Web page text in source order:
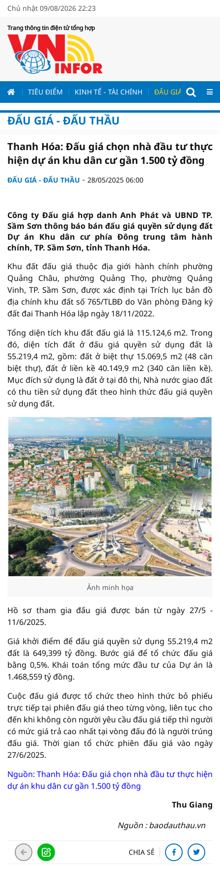
Chủ nhật 09/08/2026 22:23
Trang thông tin điện tử tổng hợp
TIÊU ĐIỂM KINH TẾ - TÀI CHÍNH ĐẤU GIÁ - ĐẤU
ĐẤU GIÁ - ĐẤU THẦU
Thanh Hóa: Đấu giá chọn nhà đầu tư thực
hiện dự án khu dân cư gần 1.500 tỷ đồng
ĐẤU GIÁ - ĐẤU THẦU 28/05/2025 06:00
Công ty Đấu giá hợp danh Anh Phát và UBND TP.
Sầm Sơn thông báo bán đấu giá quyền sử dụng đất
Dự án Khu dân cư phía Đông trung tâm hành
chính, TP. Sầm Sơn, tỉnh Thanh Hóa.
Khu đất đấu giá thuộc địa giới hành chính phường
Quảng Châu, phường Quảng Thọ, phường Quảng
Vinh, TP. Sầm Sơn, được xác định tại Trích lục bản đồ
địa chính khu đất số 765/TLBĐ do Văn phòng Đăng ký
đất đai Thanh Hóa lập ngày 18/11/2022.
Tổng diện tích khu đất đấu giá là 115.124,6 m2. Trong
đó, diện tích đất ở đấu giá quyền sử dụng đất là
55.219,4 m2, gồm: đất ở biệt thự 15.069,5 m2 (48 căn
biệt thự), đất ở liền kề 40.149,9 m2 (340 căn liền kề).
Mục đích sử dụng là đất ở tại đô thị, Nhà nước giao đất
có thu tiền sử dụng đất theo hình thức đấu giá quyền
sử dụng đất.
Ảnh minh họa
Hồ sơ tham gia đấu giá được bán từ ngày 27/5 -
11/6/2025.
Giá khởi điểm để đấu giá quyền sử dụng 55.219,4 m2
đất là 649,399 tỷ đồng. Bước giá để tổ chức đấu giá
bằng 0,5%. Khái toán tổng mức đầu tư của Dự án là
1.468,559 tỷ đồng.
Cuộc đấu giá được tổ chức theo hình thức bỏ phiếu
trực tiếp tại phiên đấu giá theo từng vòng, liên tục cho
đến khi không còn người yêu cầu đấu giá tiếp thì người
có mức giá trả cao nhất tại vòng đấu đó là người trúng
đấu giá. Thời gian tổ chức phiên đấu giá vào ngày
27/6/2025.
Nguồn: Thanh Hóa: Đấu giá chọn nhà đầu tư thực hiện
dự án khu dân cư gần 1.500 tỷ đồng
Thu Giang
Nguồn : baodauthau.vn
CHIA SẺ